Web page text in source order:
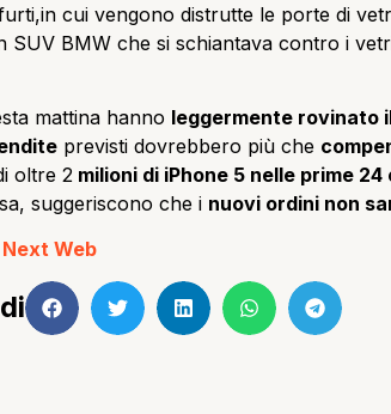
cui vengono distrutte le porte di
SUV BMW che si schiantava contro i
mattina hanno leggermente rovinato
previsti dovrebbero più che
oltre 2 milioni di iPhone 5 nelle prime 24
suggeriscono che i nuovi ordini non
Web